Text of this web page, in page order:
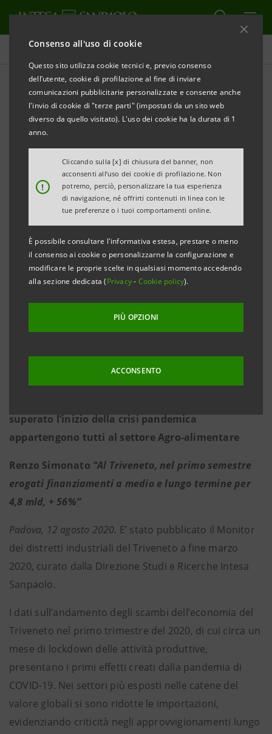
Consenso all'uso di cookie
Questo sito utilizza cookie tecnici e, previo consenso
dell’utente, cookie di profilazione al fine di inviare
comunicazioni pubblicitarie personalizzate e consente anche
l'invio di cookie di "terze parti" (impostati da un sito web
diverso da quello visitato). L'uso dei cookie ha la durata di 1
anno.
!
Cliccando sulla [x] di chiusura del banner, non
acconsenti all’uso dei cookie di profilazione. Non
potremo, perciò, personalizzare la tua esperienza
di navigazione, né offrirti contenuti in linea con le
tue preferenze o i tuoi comportamenti online.
È possibile consultare l'informativa estesa, prestare o meno
il consenso ai cookie o personalizzarne la configurazione e
modificare le proprie scelte in qualsiasi momento accedendo
alla sezione dedicata (Privacy- Cookie policy).
PIÙ OPZIONI
ACCONSENTO
Comunicati stampa
STAMPA AGGIORNA
MONITOR DEI DISTRETTI INDUSTRIALI TRIVENETI AL
31 MARZO 2020: RESILIENTI L’AGRO-ALIMENTARE E
LA FARMACEUTICA
Nel primo trimestre l’export distrettuale triveneto
cala del 5,1%
L’Agro-alimentare triveneto ha avuto un balzo,
+7,1%
I due migliori distretti veneti per aumento delle
esportazioni sono stati la Concia di Arzignano e le
Materie plastiche di Treviso, Vicenza, Padova,
Sistema casa in contrazione per il Friuli VG, ma nel
post Covid nuove opportunità dal “contract”.
Tenuta del comparto dell’Agro-alimentare
superato l’inizio della crisi pandemica
appartengono tutti al settore Agro-alimentare
Renzo Simonato “Al Triveneto, nel primo semestre
erogati finanziamenti a medio e lungo termine per
4,8 mld, + 56%”
Padova, 12 agosto 2020. E’ stato pubblicato il Monitor
dei distretti industriali del Triveneto a fine marzo
2020, curato dalla Direzione Studi e Ricerche Intesa
Sanpaolo.
I dati sull’andamento degli scambi dell’economia del
Triveneto nel primo trimestre del 2020, di cui circa un
mese di lockdown delle attività produttive,
presentano i primi effetti creati dalla pandemia di
COVID-19. Nei settori più esposti nelle catene del
valore globali si sono ridotte le importazioni,
evidenziando criticità negli approvvigionamenti lungo